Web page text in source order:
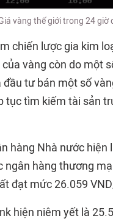
vàng thế giới trong 24 giờ
chiến lược gia kim
vàng còn do một
tư bán một số
tục tìm kiếm tài sản
hàng Nhà nước hiện
ngân hàng thương
đạt mức 26.059
hiện niêm yết là